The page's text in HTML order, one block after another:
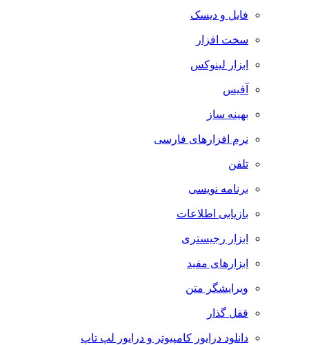
فایل و دیسک
سخت افزار
ابزار لینوکس
آفیس
بهینه ساز
نرم افزارهای فارسی
تلفن
برنامه نویسی
بازیابی اطلاعات
ابزار رجیستری
ابزارهای مفید
ویرایشگر متن
قفل گذار
دانلود درایور کامپیوتر و درایور لپ تاپ